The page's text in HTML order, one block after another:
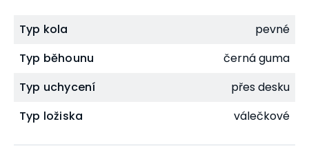
Typ kola
pevné
Typ běhounu
černá guma
Typ uchycení
přes desku
Typ ložiska
válečkové